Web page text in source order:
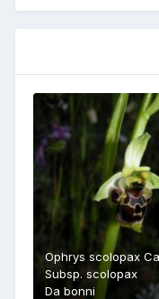
Ophrys scolopax
Subsp. scolopax
Da bonni